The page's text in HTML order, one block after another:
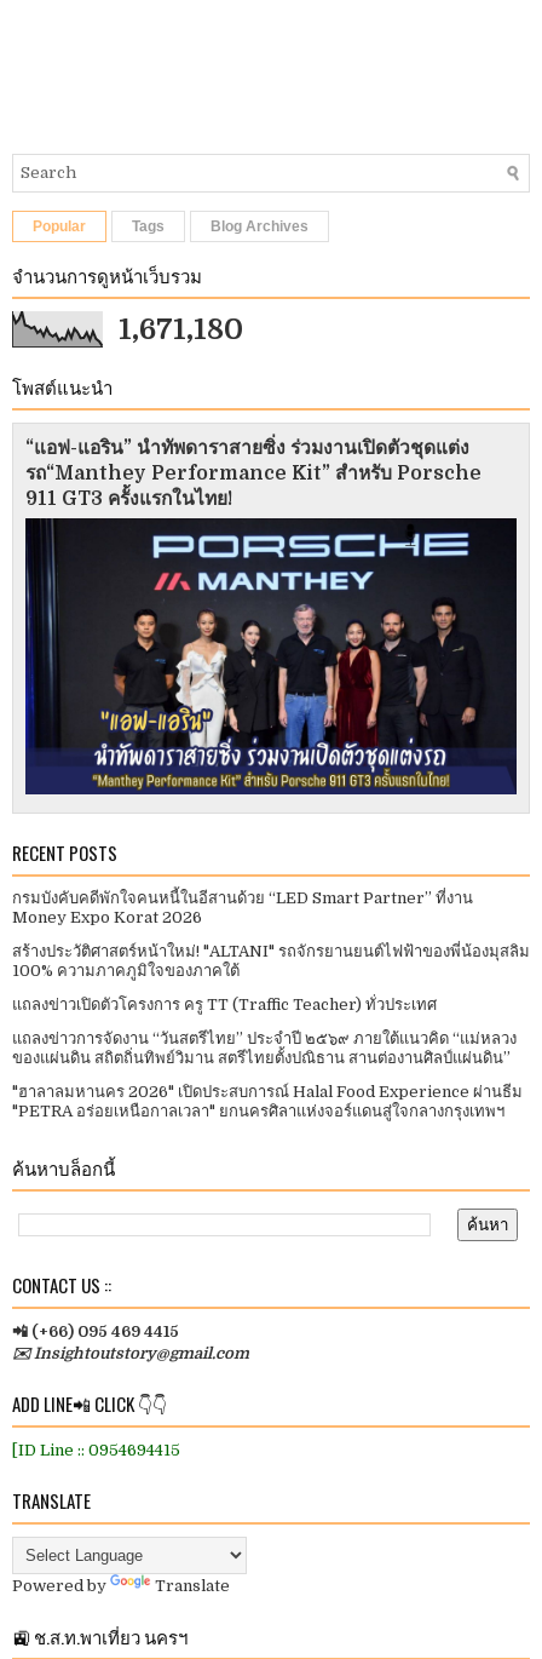
Popular Tags Blog Archives
จำนวนการดูหน้าเว็บรวม
1,671,180
โพสต์แนะนำ
“แอฟ-แอริน” นำทัพดาราสายซิ่ง ร่วมงานเปิดตัวชุดแต่ง
รถ“Manthey Performance Kit” สำหรับ Porsche
911 GT3 ครั้งแรกในไทย!
RECENT POSTS
กรมบังคับคดีพักใจคนหนี้ในอีสานด้วย “LED Smart Partner” ที่งาน
Money Expo Korat 2026
สร้างประวัติศาสตร์หน้าใหม่! "ALTANI" รถจักรยานยนต์ไฟฟ้าของพี่น้องมุสลิม
100% ความภาคภูมิใจของภาคใต้
แถลงข่าวเปิดตัวโครงการ ครู TT (Traffic Teacher) ทั่วประเทศ​
แถลงข่าวการจัดงาน “วันสตรีไทย” ประจําปี ๒๕๖๙ ภายใต้แนวคิด “แม่หลวง
ของแผ่นดิน สถิตถิ่นทิพย์วิมาน สตรีไทยตั้งปณิธาน สานต่องานศิลป์แผ่นดิน”
"ฮาลาลมหานคร 2026" เปิดประสบการณ์ Halal Food Experience ผ่านธีม
"PETRA อร่อยเหนือกาลเวลา" ยกนครศิลาแห่งจอร์แดนสู่ใจกลางกรุงเทพฯ
ค้นหาบล็อกนี้
CONTACT US ::
📲 (+66) 095 469 4415
✉️ Insightoutstory@gmail.com
ADD LINE📲 CLICK 👇👇
[ID Line :: 0954694415
TRANSLATE
Powered by Translate
🚉 ช.ส.ท.พาเที่ยว นครฯ